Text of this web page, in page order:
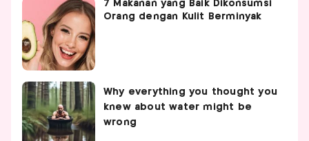
7 Makanan yang Baik Dikonsumsi
Orang dengan Kulit Berminyak